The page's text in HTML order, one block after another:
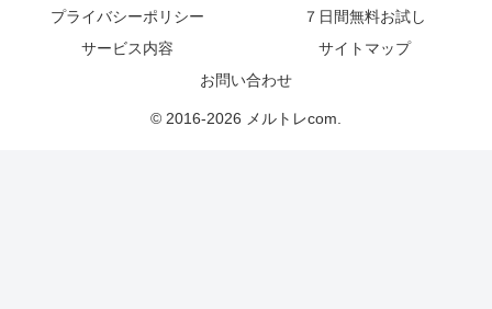
プライバシーポリシー
７日間無料お試し
サービス内容
サイトマップ
お問い合わせ
© 2016-2026 メルトレcom.